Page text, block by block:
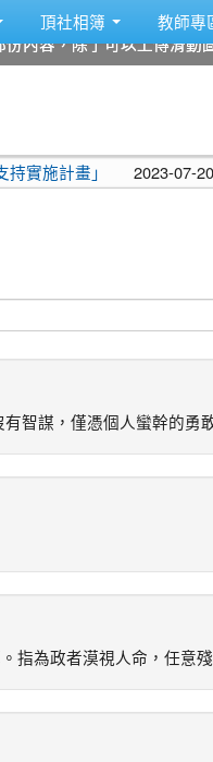
頂社相簿 教師專
內容，除了可以上傳滑
內容，除了可以上傳滑
內容，除了可以上傳滑
內容，除了可以上傳滑
內容，除了可以上傳滑
內容，除了可以上傳滑
畫」 2023-07-20 公告 頂
智謀，僅憑個人蠻幹的勇
指為政者漠視人命，任意殘